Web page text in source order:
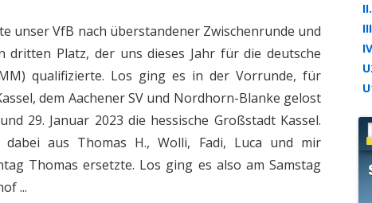
DOWNLOADS
NICHT-SCHACH SKAT
IV. MANNSCHAFT
U20
U16
SPIELZEITEN ARCHIV
unser VfB nach überstandener Zwischenrunde und
dritten Platz, der uns dieses Jahr für die deutsche
qualifizierte. Los ging es in der Vorrunde, für
dem Aachener SV und Nordhorn-Blanke gelost
29. Januar 2023 die hessische Großstadt Kassel.
aus Thomas H., Wolli, Fadi, Luca und mir
Thomas ersetzte. Los ging es also am Samstag
...